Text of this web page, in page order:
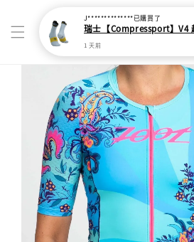
J**************已購買了
1 天前